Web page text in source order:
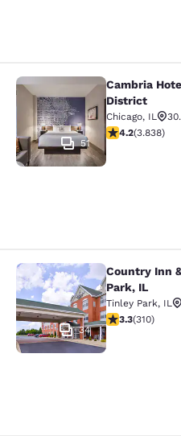
Cambria Hotel
51
Cambria
District
Chicago, IL
4.21-Sterne-
4.2(3.838)
Country Inn &
34
Country Inn
Park, IL
Tinley Park, IL
3.32-Sterne-
3.3(310)